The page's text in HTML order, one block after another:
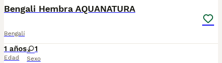
Bengali Hembra AQUANATURA
Bengalí
1 años
Edad
1
Sexo